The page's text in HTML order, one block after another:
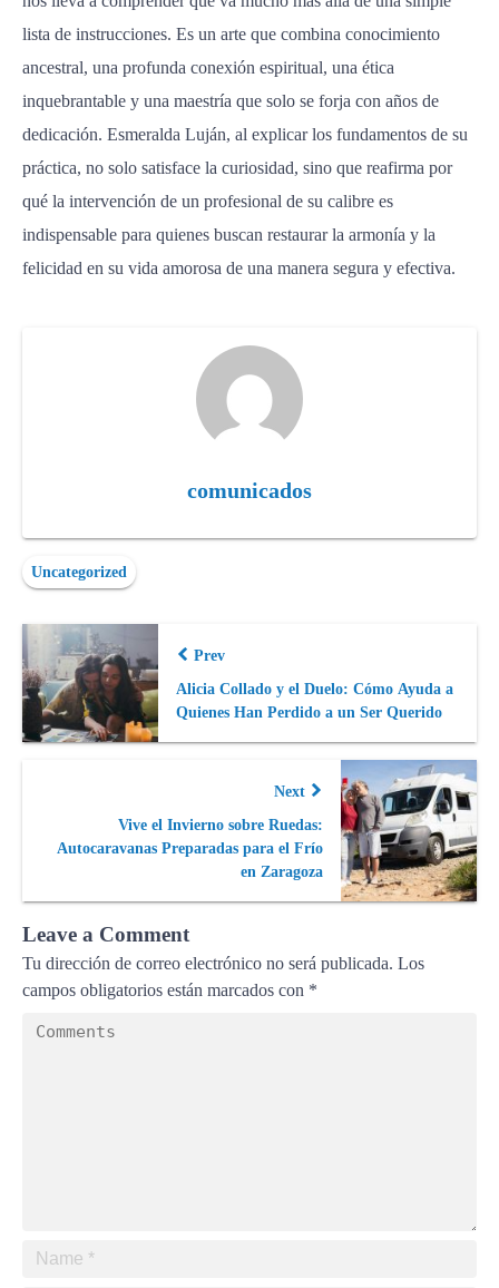
lista de instrucciones. Es un arte que combina conocimiento
ancestral, una profunda conexión espiritual, una ética
inquebrantable y una maestría que solo se forja con años de
dedicación. Esmeralda Luján, al explicar los fundamentos de su
práctica, no solo satisface la curiosidad, sino que reafirma por
qué la intervención de un profesional de su calibre es
indispensable para quienes buscan restaurar la armonía y la
felicidad en su vida amorosa de una manera segura y efectiva.
comunicados
Uncategorized
Prev
Alicia Collado y el Duelo: Cómo Ayuda a
Quienes Han Perdido a un Ser Querido
Next
Vive el Invierno sobre Ruedas:
Autocaravanas Preparadas para el Frío
en Zaragoza
Leave a Comment
Tu dirección de correo electrónico no será publicada. Los
campos obligatorios están marcados con *